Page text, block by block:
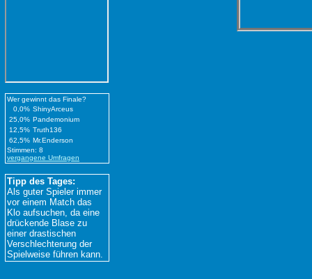
Wer gewinnt das Finale?
0,0% ShinyArceus
25,0% Pandemonium
12,5% Truth136
62,5% Mr.Enderson
Stimmen: 8
vergangene Umfragen
Tipp des Tages:
Als guter Spieler immer
vor einem Match das
Klo aufsuchen, da eine
drückende Blase zu
einer drastischen
Verschlechterung der
Spielweise führen kann.